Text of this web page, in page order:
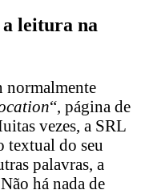
a leitura na
normalmente
“, página de
vezes, a SRL
textual do seu
palavras, a
há nada de